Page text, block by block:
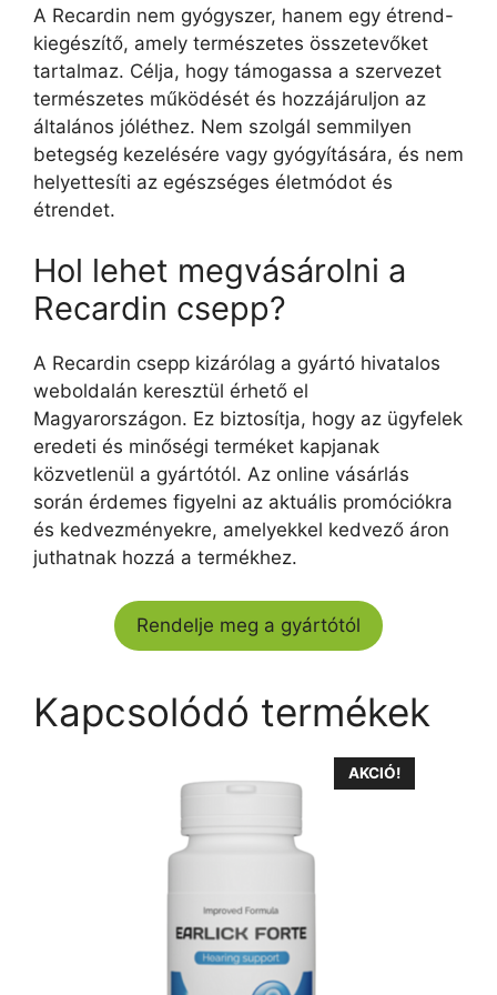
A Recardin nem gyógyszer, hanem egy étrend-
kiegészítő, amely természetes összetevőket
tartalmaz. Célja, hogy támogassa a szervezet
természetes működését és hozzájáruljon az
általános jóléthez. Nem szolgál semmilyen
betegség kezelésére vagy gyógyítására, és nem
helyettesíti az egészséges életmódot és
étrendet.
Hol lehet megvásárolni a
Recardin csepp?
A Recardin csepp kizárólag a gyártó hivatalos
weboldalán keresztül érhető el
Magyarországon. Ez biztosítja, hogy az ügyfelek
eredeti és minőségi terméket kapjanak
közvetlenül a gyártótól. Az online vásárlás
során érdemes figyelni az aktuális promóciókra
és kedvezményekre, amelyekkel kedvező áron
juthatnak hozzá a termékhez.
Rendelje meg a gyártótól
Kapcsolódó termékek
AKCIÓ!